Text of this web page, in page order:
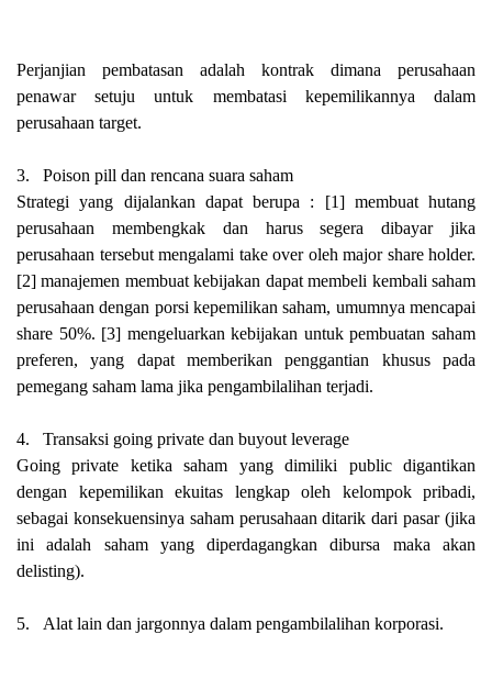
Perjanjian pembatasan adalah kontrak dimana perusahaan
penawar setuju untuk membatasi kepemilikannya dalam
perusahaan target.
Poison pill dan rencana suara saham
Strategi yang dijalankan dapat berupa : [1] membuat hutang
perusahaan membengkak dan harus segera dibayar jika
perusahaan tersebut mengalami take over oleh major share holder.
[2] manajemen membuat kebijakan dapat membeli kembali saham
perusahaan dengan porsi kepemilikan saham, umumnya mencapai
share 50%. [3] mengeluarkan kebijakan untuk pembuatan saham
preferen, yang dapat memberikan penggantian khusus pada
pemegang saham lama jika pengambilalihan terjadi.
Transaksi going private dan buyout leverage
Going private ketika saham yang dimiliki public digantikan
dengan kepemilikan ekuitas lengkap oleh kelompok pribadi,
sebagai konsekuensinya saham perusahaan ditarik dari pasar (jika
ini adalah saham yang diperdagangkan dibursa maka akan
delisting).
Alat lain dan jargonnya dalam pengambilalihan korporasi.